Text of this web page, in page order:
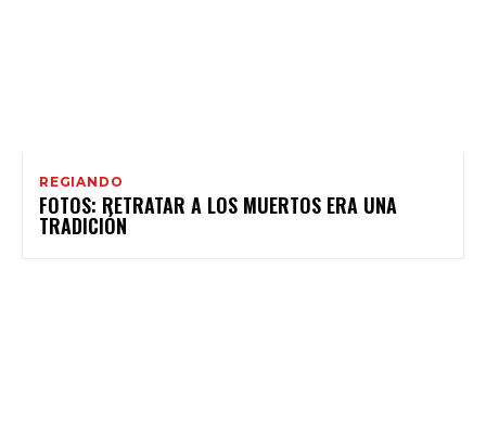
REGIANDO
FOTOS: RETRATAR A LOS MUERTOS ERA UNA
TRADICIÓN